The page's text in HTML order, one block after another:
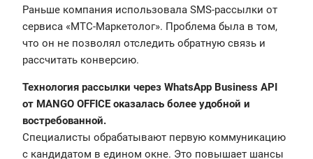
Раньше компания использовала SMS-рассылки от
сервиса «МТС-Маркетолог». Проблема была в том,
что он не позволял отследить обратную связь и
рассчитать конверсию.
Технология рассылки через WhatsApp Business API
от MANGO OFFICE оказалась более удобной и
востребованной.
Специалисты обрабатывают первую коммуникацию
с кандидатом в едином окне. Это повышает шансы